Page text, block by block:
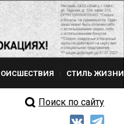
СТИЛЬ ЖИЗНИ
Поиск по сайту